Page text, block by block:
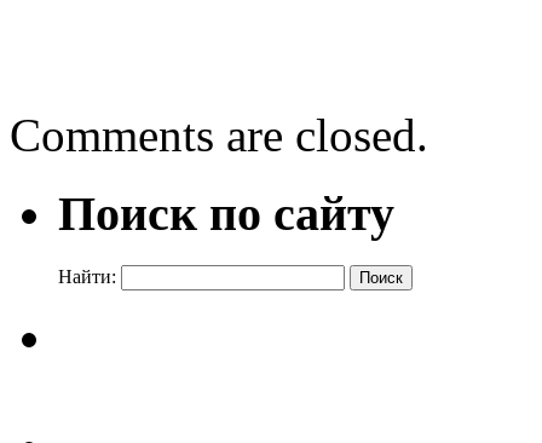
Comments are closed.
Поиск по сайту
Найти: